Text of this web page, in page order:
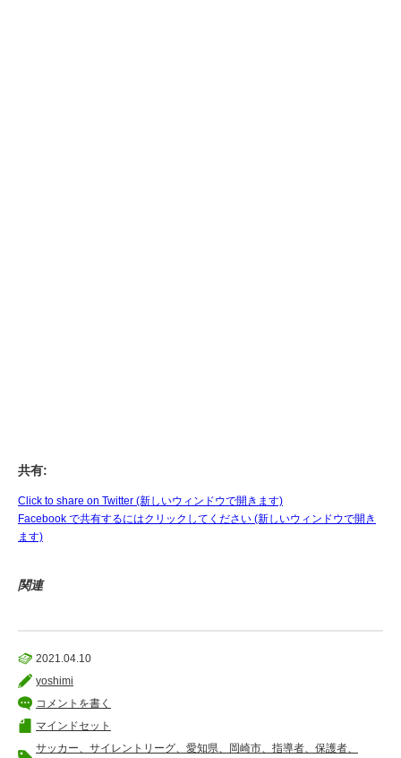
共有:
Click to share on Twitter (新しいウィンドウで開きます)
Facebook で共有するにはクリックしてください (新しいウィンドウで開き
ます)
関連
2021.04.10
yoshimi
コメントを書く
マインドセット
サッカー、サイレントリーグ、愛知県、岡崎市、指導者、保護者、